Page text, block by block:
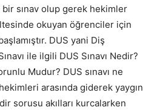
sınav olup gerek hekimler
okuyan öğrenciler için
DUS yani Diş
ile ilgili DUS Sınavı Nedir?
Mudur? DUS sınavı ne
arasında giderek yaygın
sorusu akılları kurcalarken